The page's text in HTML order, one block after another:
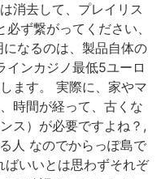
消去して、プレイリス
ず繋がってください、
なるのは、製品自体の
インカジノ最低5ユーロ
ます。 実際に、家やマ
時間が経って、古くな
ス）が必要ですよね？,
人 なのでからっぽ島で
ばいいとは思わずそれぞ